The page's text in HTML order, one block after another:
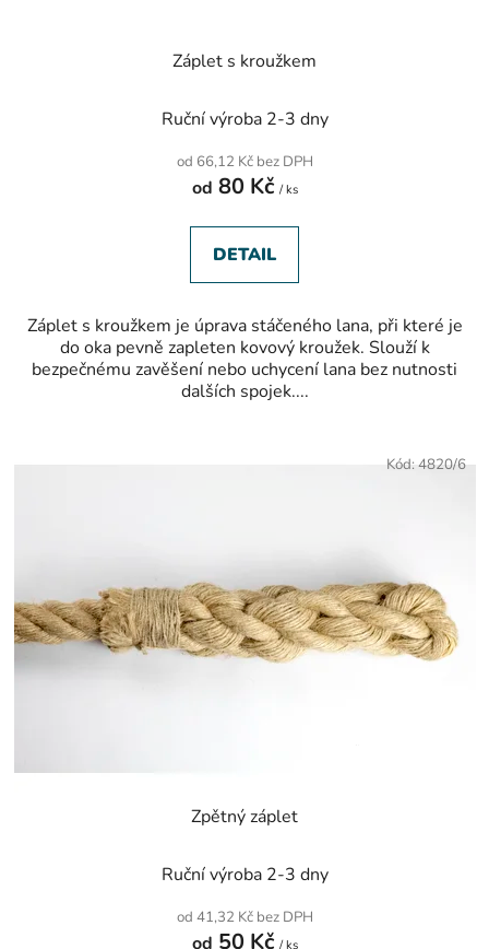
Záplet s kroužkem
Ruční výroba 2-3 dny
od 66,12 Kč bez DPH
od 80 Kč / ks
DETAIL
Záplet s kroužkem je úprava stáčeného lana, při které je
do oka pevně zapleten kovový kroužek. Slouží k
bezpečnému zavěšení nebo uchycení lana bez nutnosti
dalších spojek....
Zpětný záplet
Ruční výroba 2-3 dny
od 41,32 Kč bez DPH
od 50 Kč / ks
Kód:4820/6